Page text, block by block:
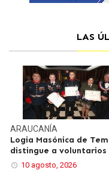
LAS
ARAUCANÍA
Logia Masónica de
distingue a voluntarios
10 agosto, 2026